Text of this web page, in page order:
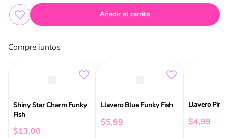
Añadir al carrito
Compre juntos
Shiny Star Charm Funky
Fish
$13,00
Llavero Blue Funky Fish
$5,99
Llavero Pink
$4,99